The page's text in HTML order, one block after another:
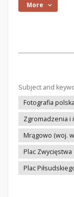
More
Subject and
Fotografia polska
Zgromadzenia i
Mrągowo (woj.
Plac
Plac